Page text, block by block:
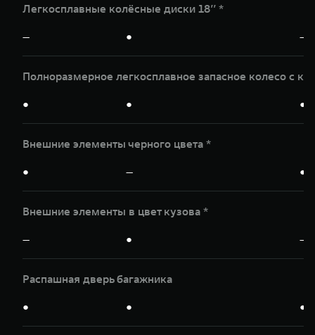
Легкосплавные колёсные диски 18’’ *
— ● —
Полноразмерное легкосплавное запасное колесо с
● ● ●
Внешние элементы черного цвета *
● — ●
Внешние элементы в цвет кузова *
— ● —
Распашная дверь багажника
● ● ●